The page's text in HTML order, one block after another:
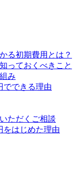
る初期費用とは？
っておくべきこと
み
でできる理由
ただくご相談
をはじめた理由